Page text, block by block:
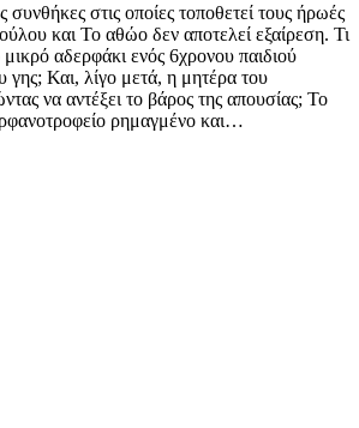
συνθήκες στις οποίες τοποθετεί τους ήρωές
και Το αθώο δεν αποτελεί εξαίρεση. Τι
μικρό αδερφάκι ενός 6χρονου παιδιού
γης; Και, λίγο μετά, η μητέρα του
να αντέξει το βάρος της απουσίας; Το
ρημαγμένο και…